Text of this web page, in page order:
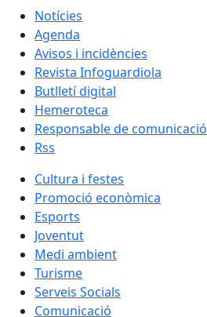
Notícies
Agenda
Avisos i incidències
Revista Infoguardiola
Butlletí digital
Hemeroteca
Responsable de comunicació
Rss
Cultura i festes
Promoció econòmica
Esports
Joventut
Medi ambient
Turisme
Serveis Socials
Comunicació